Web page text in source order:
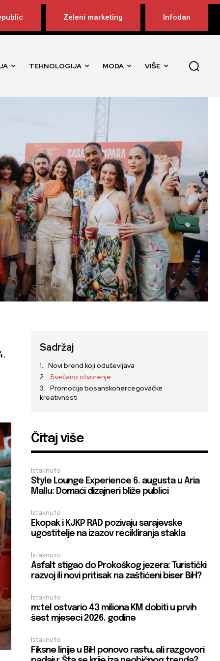
Zeleni marketing Infodan
TEHNOLOGIJA MODA VIŠE
Sadržaj
Novi brend koji oduševljava
Svečano otvorenje
Promocija bosanskohercegovačke
kreativnosti
Čitaj više
Istaknuto
Style Lounge Experience 6. augusta u Aria
Mallu: Domaći dizajneri bliže publici
Istaknuto
Ekopak i KJKP RAD pozivaju sarajevske
ugostitelje na izazov recikliranja stakla
Istaknuto
Asfalt stigao do Prokoškog jezera: Turistički
razvoj ili novi pritisak na zaštićeni biser BiH?
Istaknuto
m:tel ostvario 43 miliona KM dobiti u prvih
šest mjeseci 2026. godine
Istaknuto
Fiksne linije u BiH ponovo rastu, ali razgovori